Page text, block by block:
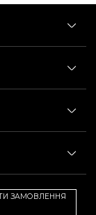
ЗАМОВЛЕННЯ